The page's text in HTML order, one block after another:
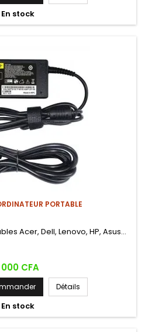
En stock
PORTABLE
Acer, Dell, Lenovo, HP, Asus…
000 CFA
Détails
En stock